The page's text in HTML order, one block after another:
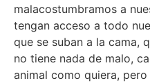
malacostumbramos a
tengan acceso a todo
que se suban a la cama,
no tiene nada de malo,
animal como quiera,